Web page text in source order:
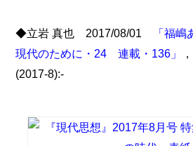
◆立岩 真也 2017/08/01
「福
現代のために・24 連載・136」
(2017-8):-